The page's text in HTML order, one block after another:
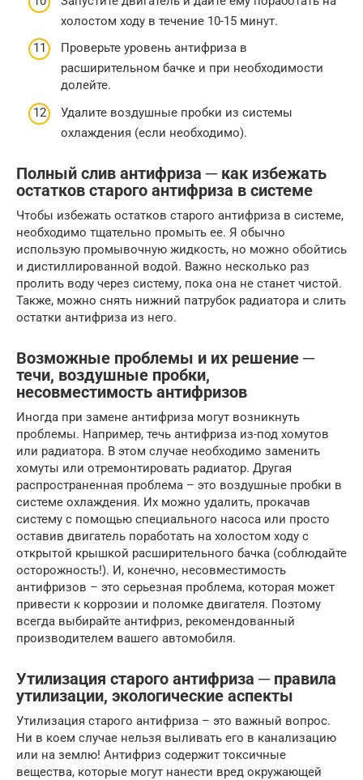
холостом ходу в течение 10-15 минут.
Проверьте уровень антифриза в
расширительном бачке и при необходимости
долейте.
Удалите воздушные пробки из системы
охлаждения (если необходимо).
Полный слив антифриза ─ как избежать
остатков старого антифриза в системе
Чтобы избежать остатков старого антифриза в системе,
необходимо тщательно промыть ее. Я обычно
использую промывочную жидкость, но можно обойтись
и дистиллированной водой. Важно несколько раз
пролить воду через систему, пока она не станет чистой.
Также, можно снять нижний патрубок радиатора и слить
остатки антифриза из него.
Возможные проблемы и их решение ─
течи, воздушные пробки,
несовместимость антифризов
Иногда при замене антифриза могут возникнуть
проблемы. Например, течь антифриза из-под хомутов
или радиатора. В этом случае необходимо заменить
хомуты или отремонтировать радиатор. Другая
распространенная проблема – это воздушные пробки в
системе охлаждения. Их можно удалить, прокачав
систему с помощью специального насоса или просто
оставив двигатель поработать на холостом ходу с
открытой крышкой расширительного бачка (соблюдайте
осторожность!). И, конечно, несовместимость
антифризов – это серьезная проблема, которая может
привести к коррозии и поломке двигателя. Поэтому
всегда выбирайте антифриз, рекомендованный
производителем вашего автомобиля.
Утилизация старого антифриза ─ правила
утилизации, экологические аспекты
Утилизация старого антифриза – это важный вопрос.
Ни в коем случае нельзя выливать его в канализацию
или на землю! Антифриз содержит токсичные
вещества, которые могут нанести вред окружающей